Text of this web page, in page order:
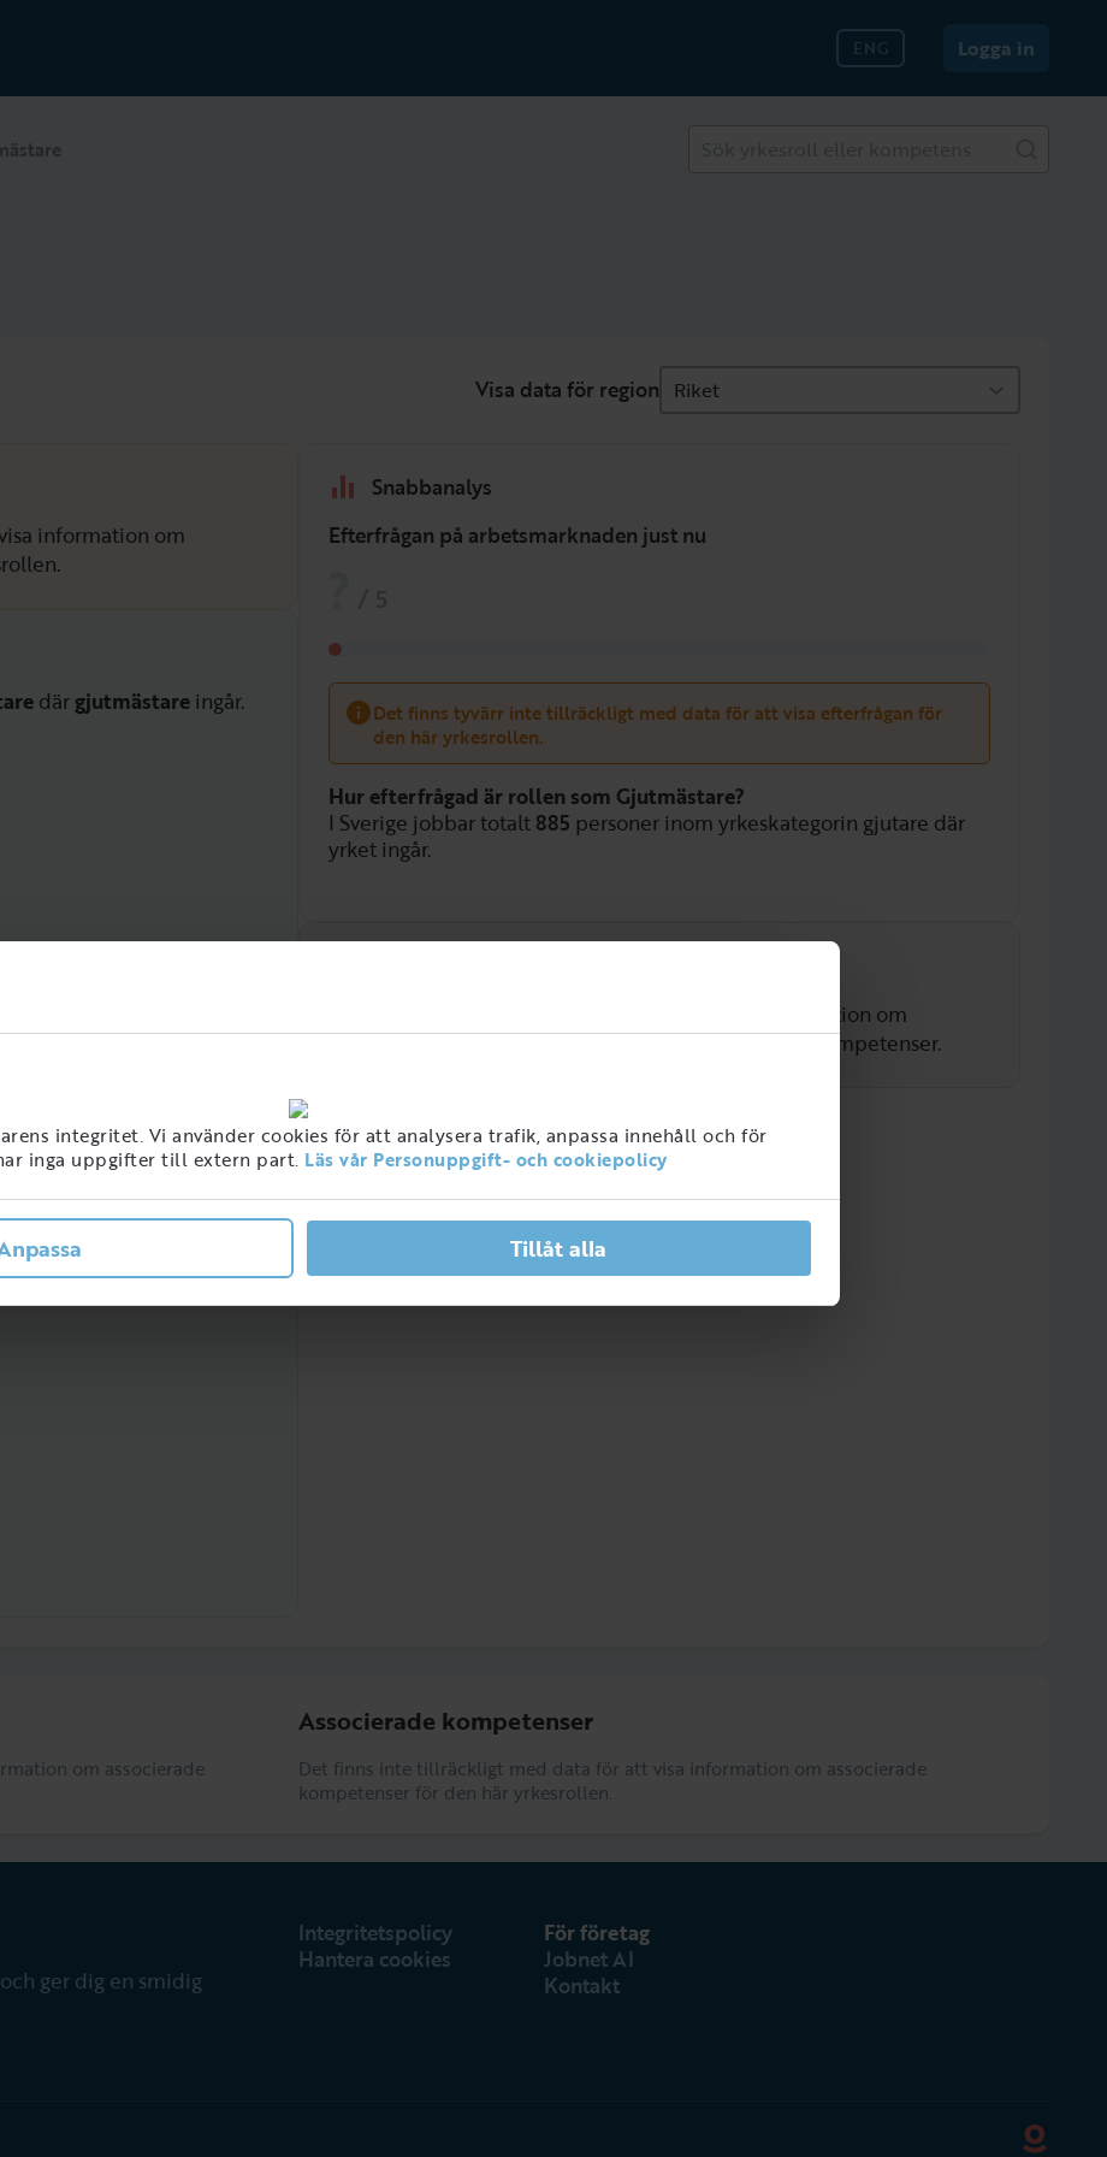
integritet. Vi använder cookies för att analysera trafik, anpassa innehåll och för
inga uppgifter till extern part. Läs vår Personuppgift- och cookiepolicy
Tillåt alla
ENG Logga in
Visa data för region Riket
information om
där gjutmästare ingår.
med detta jobb i
Snabbanalys
Efterfrågan på arbetsmarknaden just nu
Det finns tyvärr inte tillräckligt med data för att visa efterfrågan för
den här yrkesrollen.
Hur efterfrågad är rollen som Gjutmästare?
I Sverige jobbar totalt 885 personer inom yrkeskategorin gjutare där
yrket ingår.
Det finns inte tillräckligt med data för att visa information om
efterfrågan för den här yrkesrollen och associerade kompetenser.
om associerade
Associerade kompetenser
Det finns inte tillräckligt med data för att visa information om associerade
kompetenser för den här yrkesrollen.
ger dig en smidig
Integritetspolicy
Hantera cookies
För företag
Jobnet AI
Kontakt